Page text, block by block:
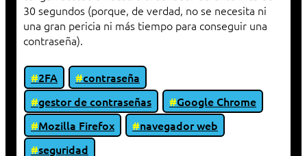
30 segundos (porque, de verdad, no se necesita ni
una gran pericia ni más tiempo para conseguir una
contraseña).
2FA
contraseña
gestor de contraseñas
Google Chrome
Mozilla Firefox
navegador web
seguridad